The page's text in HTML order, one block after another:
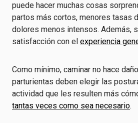
puede hacer muchas cosas
partos más cortos, menores tasas
dolores menos intensos. Además,
satisfacción con el experiencia
Como mínimo, caminar no hace
parturientas deben elegir las
actividad que les resulten más
tantas veces como sea necesario.